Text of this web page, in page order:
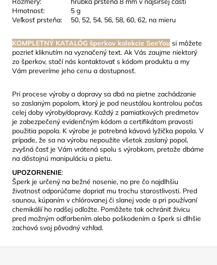
Hmotnosť:
5 g
Veľkosť prsteňa:
50, 52, 54, 56, 58, 60, 62, na mieru
KOMPLETNÝ KATALÓG šperkov kolekcie SeeYou si môžete
pozrieť kliknutím na vyznačený text. Ak Vás zaujme niektorý
zo šperkov, stačí nás kontaktovať s kódom produktu a my
Vám preveríme jeho cenu a dostupnosť.
Pri procese výroby a dopravy sa dbá na pietne zachádzanie
so zaslaným popolom, ktorý je pod neustálou kontrolou počas
celej doby výroby/dopravy. Každý z pamiatkových predmetov
je zabezpečený evidenčným kódom a certifikátom pravosti
použitia popola. K výrobe je potrebná kávová lyžička popola. V
prípade, že sa na výrobu nepoužite všetok zaslaný popol,
zvyšná časť je Vám vrátená spolu s výrobkom, pretože dbáme
na dôstojnú manipuláciu a pietu.
UPOZORNENIE:
Šperk je určený na bežné nosenie, no pre čo najdlhšiu
životnosť odporúčame dopriať mu trochu starostlivosti. Pred
saunou, kúpaním v chlórovanej či slanej vode a pri používaní
chemikálií ho radšej odložte. Pomôžete tak ochrániť živicu
pred možným odfarbením alebo poškodením a šperk si dlhšie
zachová svoj pôvodný vzhľad.